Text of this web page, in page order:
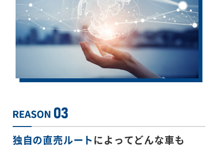
独自の直売ルートによってどんな車も